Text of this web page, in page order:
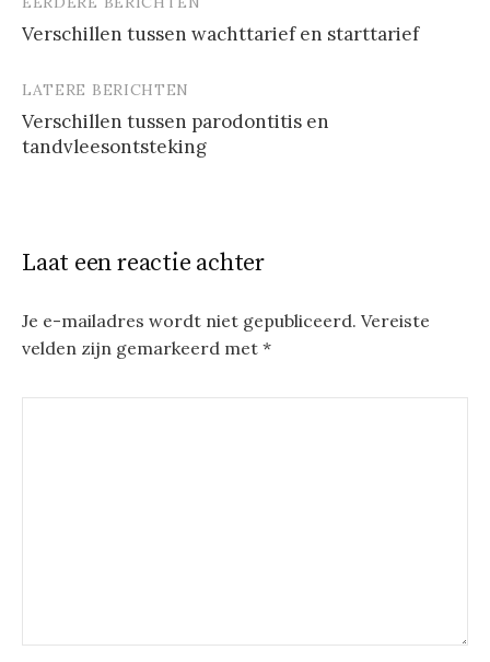
Berichtnavigatie
Verschillen tussen wachttarief en starttarief
LATERE BERICHTEN
Verschillen tussen parodontitis en
tandvleesontsteking
Laat een reactie achter
Je e-mailadres wordt niet gepubliceerd. Vereiste
velden zijn gemarkeerd met *